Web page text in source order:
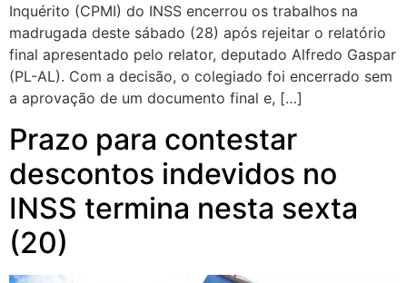
Inquérito (CPMI) do INSS encerrou os trabalhos na
madrugada deste sábado (28) após rejeitar o relatório
final apresentado pelo relator, deputado Alfredo Gaspar
(PL-AL). Com a decisão, o colegiado foi encerrado sem
a aprovação de um documento final e, […]
Prazo para contestar
descontos indevidos no
INSS termina nesta sexta
(20)